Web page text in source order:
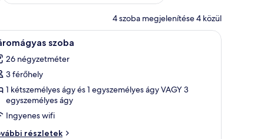
4 szoba megjelenítése 4 közül
egy ágy, egy éjjeliszekrény, egy lámpa és egy szék.A konyhasarokban egy fehér vízforraló,
3 szoba
26 négyzetméter
3 férőhely
1 kétszemélyes ágy és 1 egyszemélyes ágy VAGY 3
egyszemélyes ágy
Ingyenes wifi
részletek